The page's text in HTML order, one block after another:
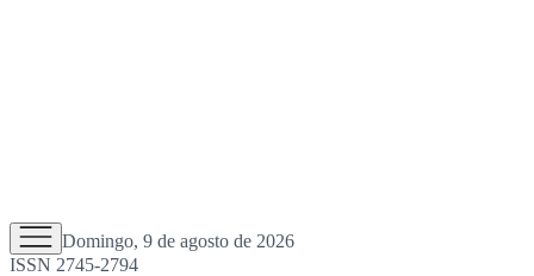
Domingo, 9 de agosto de 2026
ISSN 2745-2794